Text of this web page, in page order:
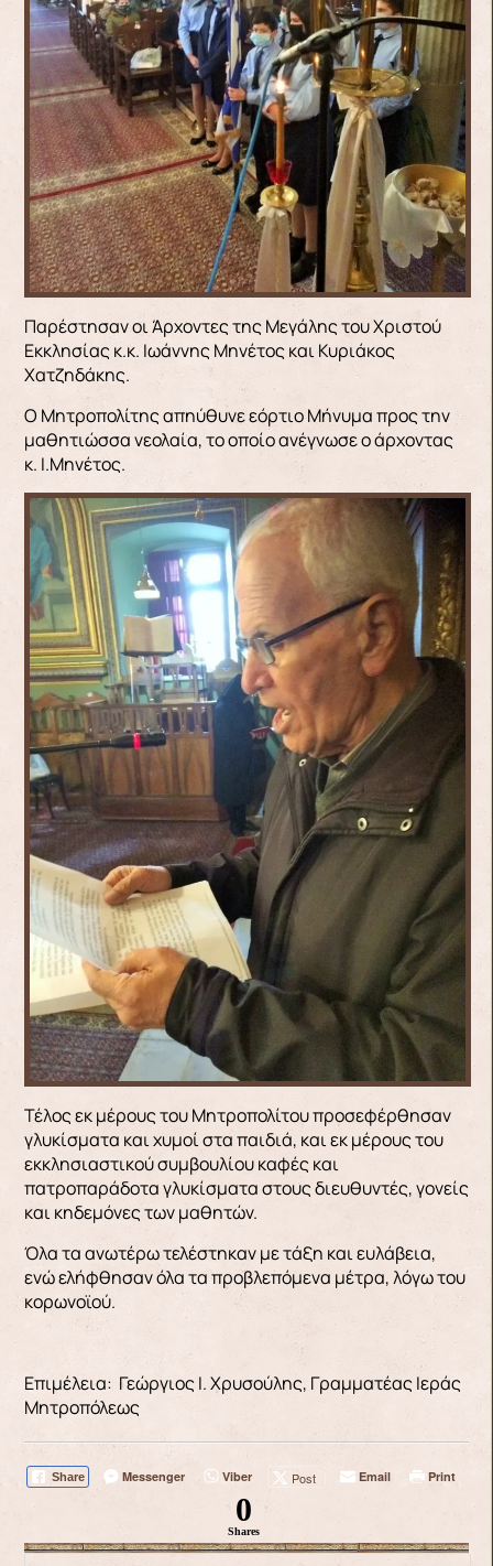
Παρέστησαν οι Άρχοντες της Μεγάλης του Χριστού
Εκκλησίας κ.κ. Ιωάννης Μηνέτος και Κυριάκος
Χατζηδάκης.
Ο Μητροπολίτης απηύθυνε εόρτιο Μήνυμα προς την
μαθητιώσσα νεολαία, το οποίο ανέγνωσε ο άρχοντας
κ. Ι.Μηνέτος.
Τέλος εκ μέρους του Μητροπολίτου προσεφέρθησαν
γλυκίσματα και χυμοί στα παιδιά, και εκ μέρους του
εκκλησιαστικού συμβουλίου καφές και
πατροπαράδοτα γλυκίσματα στους διευθυντές, γονείς
και κηδεμόνες των μαθητών.
Όλα τα ανωτέρω τελέστηκαν με τάξη και ευλάβεια,
ενώ ελήφθησαν όλα τα προβλεπόμενα μέτρα, λόγω του
κορωνοϊού.
Επιμέλεια: Γεώργιος Ι. Χρυσούλης, Γραμματέας Ιεράς
Μητροπόλεως
Share Messenger Viber Post Email Print
0
Shares